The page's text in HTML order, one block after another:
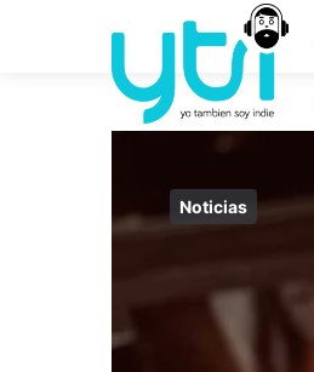
Noticias